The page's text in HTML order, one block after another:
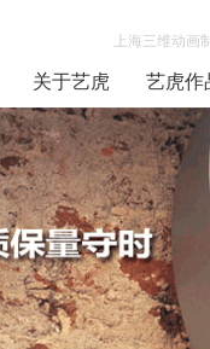
上海三维动
关于艺虎 艺虎作